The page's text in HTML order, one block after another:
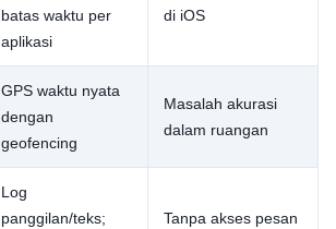
batas waktu per
aplikasi
di iOS
GPS waktu nyata
dengan
geofencing
Masalah akurasi
dalam ruangan
Log
panggilan/teks;
Tanpa akses pesan